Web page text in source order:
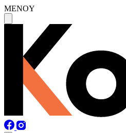
MENOY